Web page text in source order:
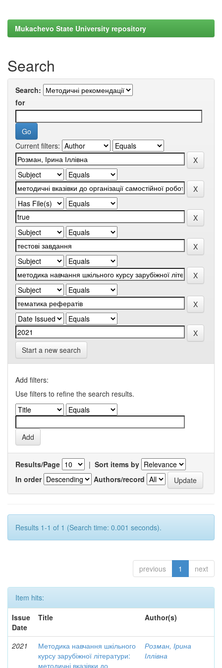
Mukachevo State University repository
Search
Search:
for
Current filters:
Start a new search
Add filters:
Use filters to refine the search results.
Results/Page | Sort items by
In order
Authors/record
Results 1-1 of 1 (Search time: 0.001 seconds).
previous 1 next
Item hits:
Issue
Date
Title Author(s)
2021
Методика навчання шкільного
курсу зарубіжної літератури:
методичні вказівки до
Розман, Ірина
Іллівна